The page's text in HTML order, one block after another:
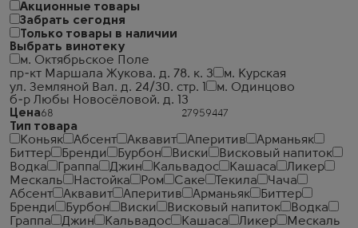
Акционные товары
Забрать сегодня
Только товары в наличии
Выбрать винотеку
м. Октябрьское Поле
пр-кт Маршала Жукова. д. 78. к. 3
м. Курская
ул. Земляной Вал. д. 24/30. стр. 1
м. Одинцово
б-р Любы Новосёловой. д. 13
Цена
Тип товара
Коньяк
Абсент Аквавит Аперитив
Арманьяк
Биттер
Бренди Бурбон Виски
Висковый напиток
Водка
Граппа Джин Кальвадос Кашаса
Ликер
Мескаль
Настойка Ром Саке Текила
Чача
Абсент
Аквавит Аперитив Арманьяк
Биттер
Бренди
Бурбон Виски Висковый напиток
Водка
Граппа
Джин Кальвадос Кашаса Ликер
Мескаль